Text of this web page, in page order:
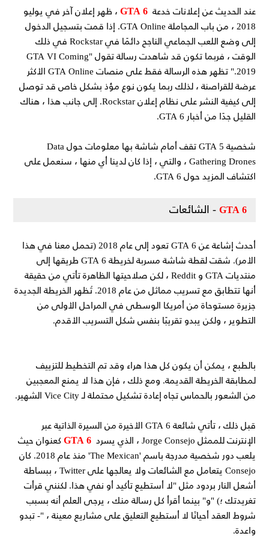
عند الحديث عن إعلانات خدعة GTA 6، ظهر إعلان آخر في يوليو
2018 ، من باب المجاملة GTA Online. إذا قمت بتسجيل الدخول
إلى وضع اللعب الجماعي الناجح دائمًا في Rockstar في ذلك
الوقت ، فربما تكون قد شاهدت رسالة تقول "GTA VI Coming
2019." تظهر هذه الرسالة فقط على منصات GTA Online الأكثر
عرضة للقراصنة ، لذلك ربما يكون نوع مؤذ بشكل خاص قد توصل
إلى كيفية النشر على نظام إعلان Rockstar. إلى جانب هذا ، هناك
القليل جدًا من أخبار GTA 6.
شخصية GTA 5 تقف أمام شاشة بها معلومات حول Data
Gathering Drones ، والتي ، إذا كان لدينا أي منها ، سنعمل على
اكتشاف المزيد حول GTA 6.
GTA 6- الشائعات
أحدث إشاعة عن GTA 6 تعود إلى عام 2018 (تحمل معنا في هذا
الأمر). شقت لقطة شاشة مسربة لخريطة GTA 6 طريقها إلى
منتديات GTA و Reddit ، لكن صلاحيتها الظاهرة تأتي من حقيقة
أنها تتطابق مع تسريب مماثل من عام 2018. تُظهر الخريطة الجديدة
جزيرة مستوحاة من أمريكا الوسطى في المراحل الأولى من
التطوير ، ولكن يبدو تقريبًا بنفس شكل التسريب الأقدم.
بالطبع ، يمكن أن يكون كل هذا هراء وقد تم التخطيط للتزييف
لمطابقة الخريطة القديمة. ومع ذلك ، فإن هذا لا يمنع المعجبين
من الشعور بالحماس تجاه إعادة تشكيل محتملة لـ Vice City الشهير.
قبل ذلك ، تأتي شائعة GTA 6 الأخيرة من السيرة الذاتية عبر
الإنترنت للممثل Jorge Consejo ، الذي يسرد
GTA 6كعنوان حيث
يلعب دور شخصية مدرجة باسم 'The Mexican' منذ عام 2018. كان
Consejo يتعامل مع الشائعات ولا يعالجها على Twitter ، ببساطة
أشعل النار بردود مثل "لا أستطيع تأكيد أو نفي هذا. لكنني قرأت
تغريدتك ؛) "و" بينما أقرأ كل رسالة منك ، يرجى العلم أنه بسبب
شروط العقد أحيانًا لا أستطيع التعليق على مشاريع معينة ، "- تبدو
واعدة.